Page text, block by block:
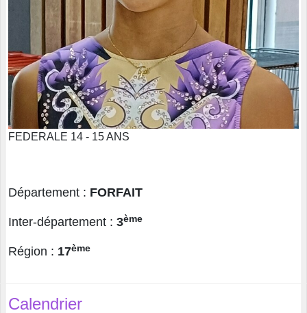
FEDERALE 14 - 15 ANS
Département : FORFAIT
Inter-département : 3ème
Région : 17ème
Calendrier